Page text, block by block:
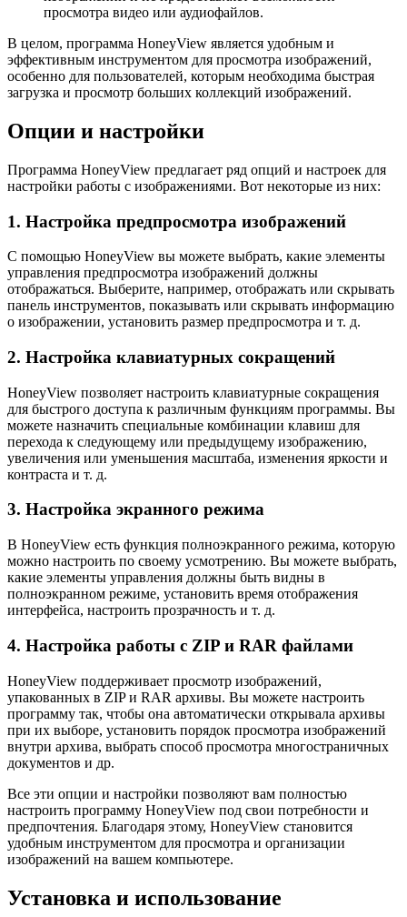
просмотра видео или аудиофайлов.
В целом, программа HoneyView является удобным и
эффективным инструментом для просмотра изображений,
особенно для пользователей, которым необходима быстрая
загрузка и просмотр больших коллекций изображений.
Опции и настройки
Программа HoneyView предлагает ряд опций и настроек для
настройки работы с изображениями. Вот некоторые из них:
1. Настройка предпросмотра изображений
С помощью HoneyView вы можете выбрать, какие элементы
управления предпросмотра изображений должны
отображаться. Выберите, например, отображать или скрывать
панель инструментов, показывать или скрывать информацию
о изображении, установить размер предпросмотра и т. д.
2. Настройка клавиатурных сокращений
HoneyView позволяет настроить клавиатурные сокращения
для быстрого доступа к различным функциям программы. Вы
можете назначить специальные комбинации клавиш для
перехода к следующему или предыдущему изображению,
увеличения или уменьшения масштаба, изменения яркости и
контраста и т. д.
3. Настройка экранного режима
В HoneyView есть функция полноэкранного режима, которую
можно настроить по своему усмотрению. Вы можете выбрать,
какие элементы управления должны быть видны в
полноэкранном режиме, установить время отображения
интерфейса, настроить прозрачность и т. д.
4. Настройка работы с ZIP и RAR файлами
HoneyView поддерживает просмотр изображений,
упакованных в ZIP и RAR архивы. Вы можете настроить
программу так, чтобы она автоматически открывала архивы
при их выборе, установить порядок просмотра изображений
внутри архива, выбрать способ просмотра многостраничных
документов и др.
Все эти опции и настройки позволяют вам полностью
настроить программу HoneyView под свои потребности и
предпочтения. Благодаря этому, HoneyView становится
удобным инструментом для просмотра и организации
изображений на вашем компьютере.
Установка и использование